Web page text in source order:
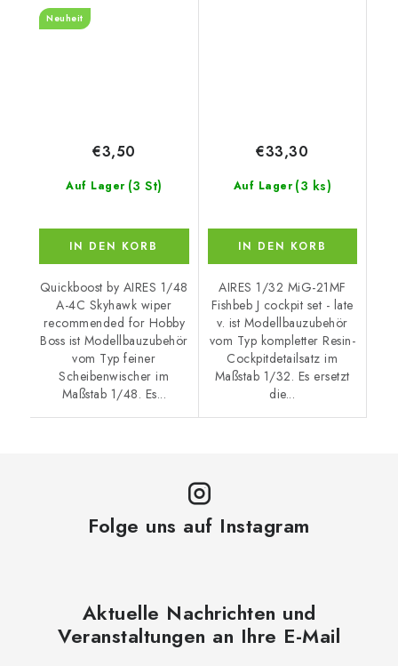
Neuheit
Auf Lager (3 St)
€3,50
IN DEN KORB
Quickboost by AIRES 1/48
A-4C Skyhawk wiper
recommended for Hobby
Boss ist Modellbauzubehör
vom Typ feiner
Scheibenwischer im
Maßstab 1/48. Es...
Auf Lager (3 ks)
€33,30
IN DEN KORB
AIRES 1/32 MiG-21MF
Fishbeb J cockpit set - late
v. ist Modellbauzubehör
vom Typ kompletter Resin-
Cockpitdetailsatz im
Maßstab 1/32. Es ersetzt
die...
Folge uns auf Instagram
Aktuelle Nachrichten und
Veranstaltungen an Ihre E-Mail